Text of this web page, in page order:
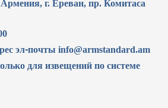
г. Ереван, пр. Комитаса
эл-почты info@armstandard.am
для извещений по системе